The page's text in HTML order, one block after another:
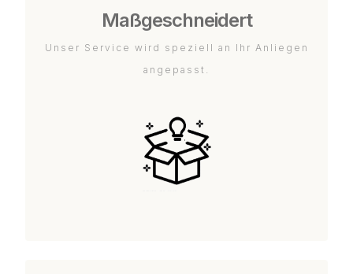
Maßgeschneidert
Unser Service wird speziell an Ihr Anliegen
angepasst.